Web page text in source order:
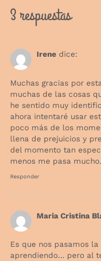
3 respuestas
Irene dice:
Muchas gracias por
muchas de las cosas
he sentido muy
ahora intentaré usar
poco más de los
llena de prejuicios y
del momento tan
menos me pasa mucho.
Responder
Maria Cristina
Es que nos pasamos
aprendiendo… pero al